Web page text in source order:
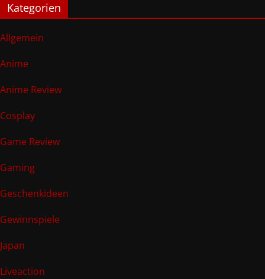
Kategorien
Allgemein
Anime
Anime Review
Cosplay
Game Review
Gaming
Geschenkideen
Gewinnspiele
Japan
Liveaction